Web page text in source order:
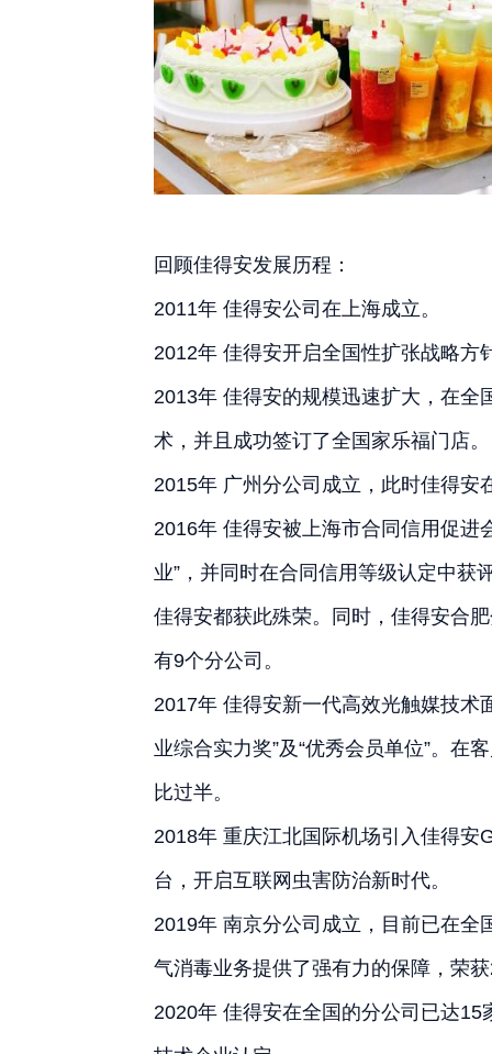
回顾佳得安发展历程：
2011年 佳得安公司在上海成立。
2012年 佳得安开启全国性扩张战略方
2013年 佳得安的规模迅速扩大，在全
术，并且成功签订了全国家乐福门店。
2015年 广州分公司成立，此时佳得安
2016年 佳得安被上海市合同信用促
业”，并同时在合同信用等级认定中获
佳得安都获此殊荣。同时，佳得安合
有9个分公司。
2017年 佳得安新一代高效光触媒技术
业综合实力奖”及“优秀会员单位”。在
比过半。
2018年 重庆江北国际机场引入佳得安
台，开启互联网虫害防治新时代。
2019年 南京分公司成立，目前已在
气消毒业务提供了强有力的保障，荣
2020年 佳得安在全国的分公司已达